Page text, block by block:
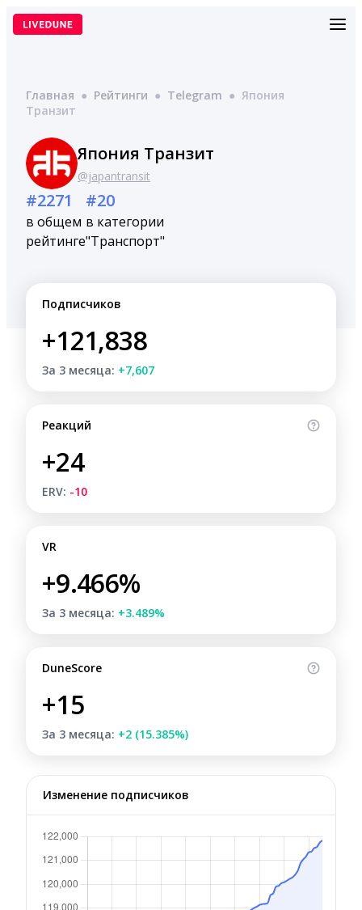
Перейти
Главная ● Рейтинги ● Telegram ● Япония
Транзит
Япония Транзит
@japantransit
#2271
в общем
рейтинге
#20
в категории
"Транспорт"
Подписчиков
+121,838
За 3 месяца: +7,607
Реакций
+24
ERV: -10
VR
+9.466%
За 3 месяца: +3.489%
DuneScore
+15
За 3 месяца: +2 (15.385%)
Изменение подписчиков